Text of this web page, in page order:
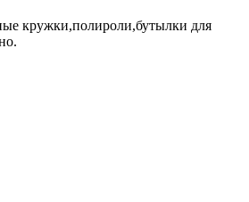
кружки,полироли,бутылки для